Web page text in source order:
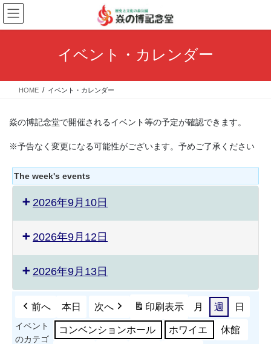
コ
ン
テ
ス
ナ
ビ
ゲ
ン
イベント・カレンダー
HOME イベント・カレンダー
焱の博記念堂で開催されるイベント等の予定が確認できます。
※予告なく変更になる可能性がございます。予めご了承ください
The week's events
2026年9月10日
2026年9月12日
2026年9月13日
前へ 本日 次へ 印刷表示 月 週 日
イベント
のカテゴ
コンベンションホール ホワイエ 休館